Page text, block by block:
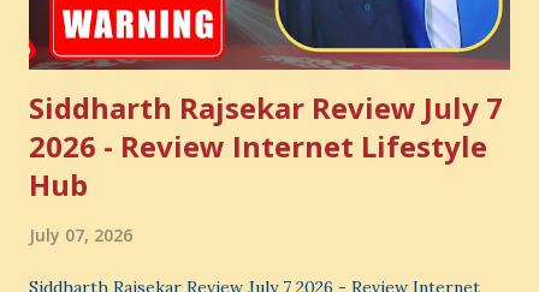
Siddharth Rajsekar Review July 7
2026 - Review Internet Lifestyle
Hub
July 07, 2026
Siddharth Rajsekar Review July 7 2026 - Review Internet